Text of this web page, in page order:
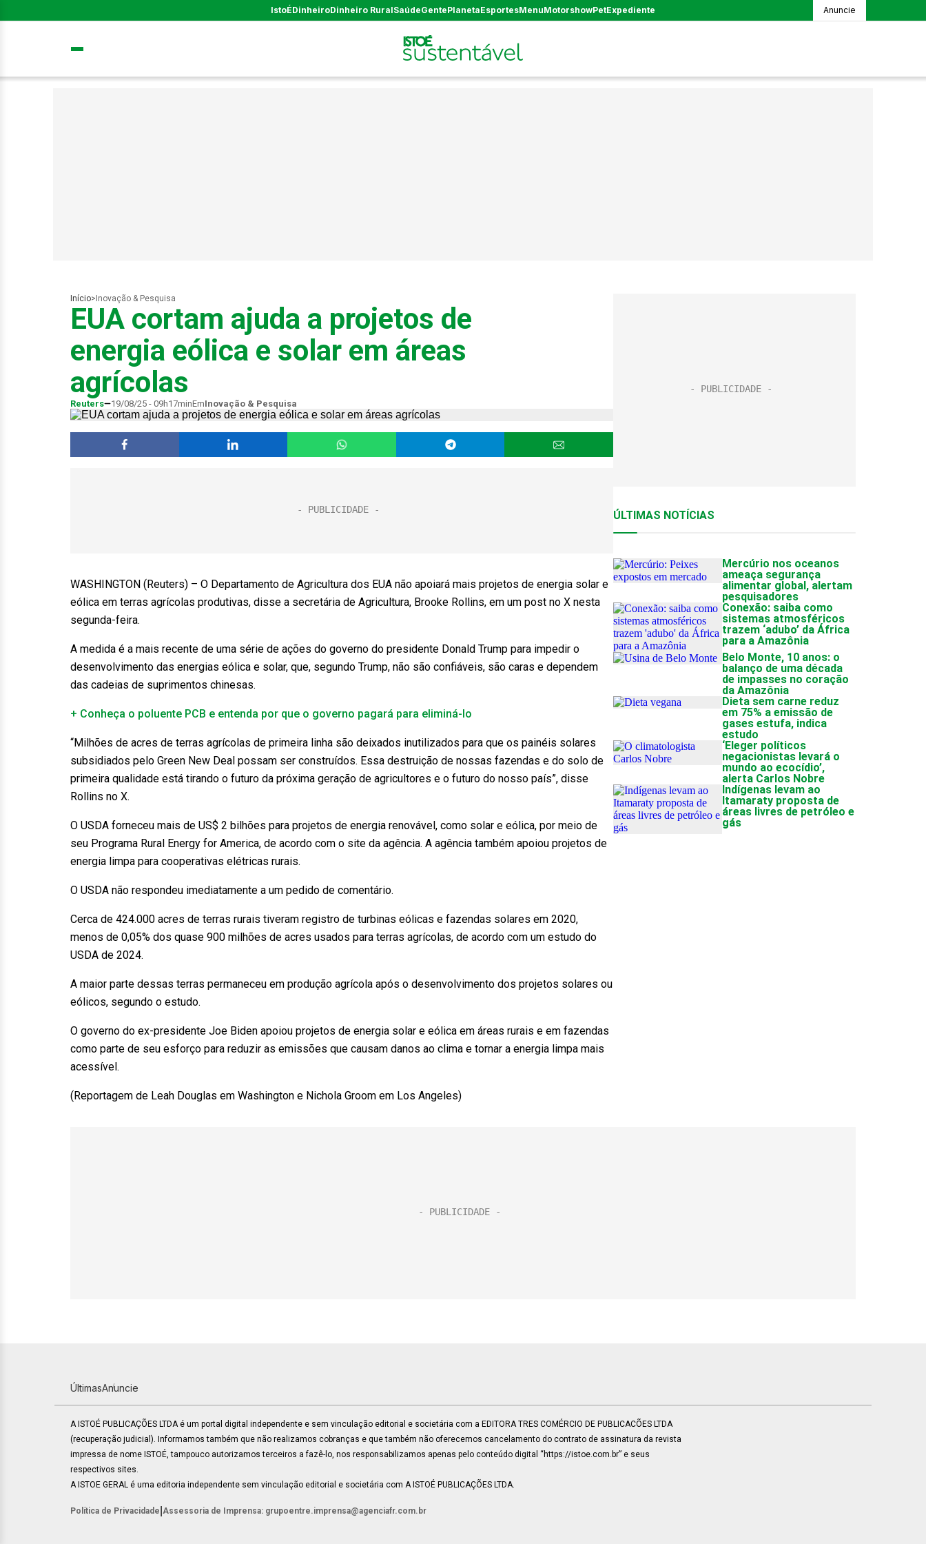
IstoÉDinheiroDinheiro RuralSaúdeGentePlanetaEsportesMenuMotorshowPetExpediente Anuncie
Início> Inovação & Pesquisa
EUA cortam ajuda a projetos de
energia eólica e solar em áreas
agrícolas
Reuters 19/08/25 - 09h17minEmInovação & Pesquisa
WASHINGTON (Reuters) – O Departamento de Agricultura dos EUA não apoiará mais projetos de energia solar e
eólica em terras agrícolas produtivas, disse a secretária de Agricultura, Brooke Rollins, em um post no X nesta
segunda-feira.
A medida é a mais recente de uma série de ações do governo do presidente Donald Trump para impedir o
desenvolvimento das energias eólica e solar, que, segundo Trump, não são confiáveis, são caras e dependem
das cadeias de suprimentos chinesas.
+ Conheça o poluente PCB e entenda por que o governo pagará para eliminá-lo
“Milhões de acres de terras agrícolas de primeira linha são deixados inutilizados para que os painéis solares
subsidiados pelo Green New Deal possam ser construídos. Essa destruição de nossas fazendas e do solo de
primeira qualidade está tirando o futuro da próxima geração de agricultores e o futuro do nosso país”, disse
Rollins no X.
O USDA forneceu mais de US$ 2 bilhões para projetos de energia renovável, como solar e eólica, por meio de
seu Programa Rural Energy for America, de acordo com o site da agência. A agência também apoiou projetos de
energia limpa para cooperativas elétricas rurais.
O USDA não respondeu imediatamente a um pedido de comentário.
Cerca de 424.000 acres de terras rurais tiveram registro de turbinas eólicas e fazendas solares em 2020,
menos de 0,05% dos quase 900 milhões de acres usados para terras agrícolas, de acordo com um estudo do
USDA de 2024.
A maior parte dessas terras permaneceu em produção agrícola após o desenvolvimento dos projetos solares ou
eólicos, segundo o estudo.
O governo do ex-presidente Joe Biden apoiou projetos de energia solar e eólica em áreas rurais e em fazendas
como parte de seu esforço para reduzir as emissões que causam danos ao clima e tornar a energia limpa mais
acessível.
(Reportagem de Leah Douglas em Washington e Nichola Groom em Los Angeles)
ÚltimasAnuncie
A ISTOÉ PUBLICAÇÕES LTDA é um portal digital independente e sem vinculação editorial e societária com a EDITORA TRES COMÉRCIO DE PUBLICACÕES LTDA
(recuperação judicial). Informamos também que não realizamos cobranças e que também não oferecemos cancelamento do contrato de assinatura da revista
impressa de nome ISTOÉ, tampouco autorizamos terceiros a fazê-lo, nos responsabilizamos apenas pelo conteúdo digital “https://istoe.com.br” e seus
respectivos sites.
A ISTOE GERAL é uma editoria independente sem vinculação editorial e societária com A ISTOÉ PUBLICAÇÕES LTDA.
Política de Privacidade Assessoria de Imprensa: grupoentre.imprensa@agenciafr.com.br